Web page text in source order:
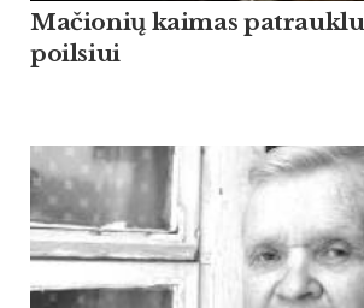
Mačionių kaimas
poilsiui